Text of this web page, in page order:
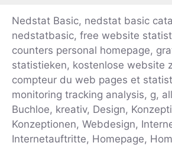
Nedstat Basic, nedstat basic
nedstatbasic, free website
counters personal homepage,
statistieken, kostenlose website
compteur du web pages et
monitoring tracking analysis, g,
Buchloe, kreativ, Design,
Konzeptionen, Webdesign,
Internetauftritte, Homepage,